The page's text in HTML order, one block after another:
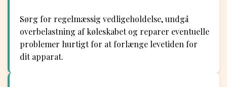
Sørg for regelmæssig vedligeholdelse, undgå
overbelastning af køleskabet og reparer eventuelle
problemer hurtigt for at forlænge levetiden for
dit apparat.